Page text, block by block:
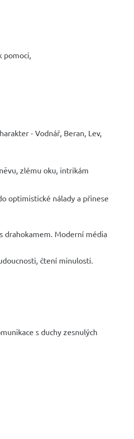
- Vodnář, Beran, Lev,
zlému oku, intrikám
optimistické nálady a přinese
drahokamem. Moderní média
čtení minulosti.
s duchy zesnulých